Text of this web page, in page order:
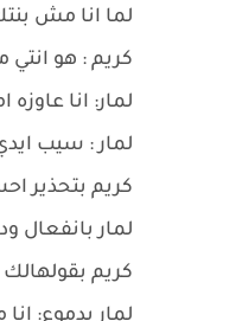
لما انا مش
كريم : هو
لمار: انا
لمار : سيب
كريم بتحذير
لمار
كريم
لمار بدموع: